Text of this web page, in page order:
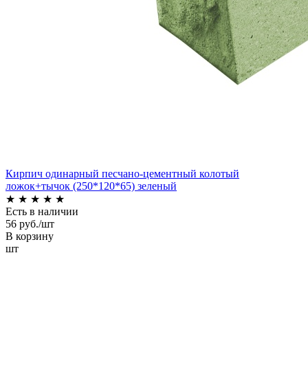
Кирпич одинарный песчано-цементный колотый
ложок+тычок (250*120*65) зеленый
★ ★ ★ ★ ★
Есть в наличии
56 руб./шт
В корзину
шт